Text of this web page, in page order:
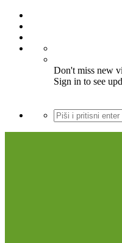
Don't miss new
Sign in to see